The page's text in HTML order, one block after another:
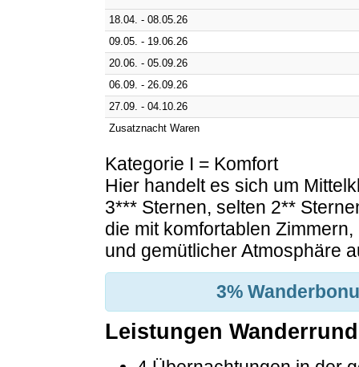
18.04. - 08.05.26
09.05. - 19.06.26
20.06. - 05.09.26
06.09. - 26.09.26
27.09. - 04.10.26
Zusatznacht Waren
Kategorie I = Komfort
Hier handelt es sich um
3*** Sternen, selten 2**
die mit komfortablen
und gemütlicher Atmosphäre
3%
Leistungen